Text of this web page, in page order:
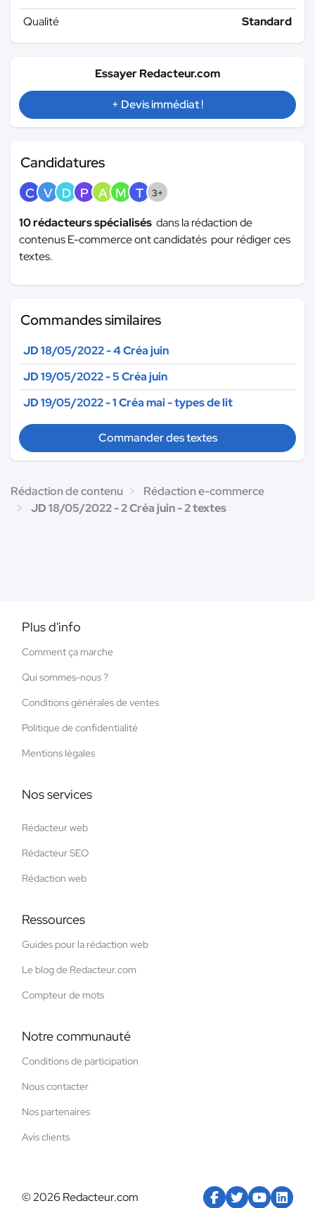
Qualité
Standard
Essayer Redacteur.com
+ Devis immédiat !
Candidatures
C V D P A M T 3+
10 rédacteurs spécialisés dans la rédaction de
contenus E-commerce ont candidatés pour rédiger ces
textes.
Commandes similaires
JD 18/05/2022 - 4 Créa juin
JD 19/05/2022 - 5 Créa juin
JD 19/05/2022 - 1 Créa mai - types de lit
Commander des textes
Rédaction de contenu
Rédaction e-commerce
JD 18/05/2022 - 2 Créa juin - 2 textes
Plus d'info
Comment ça marche
Qui sommes-nous ?
Conditions générales de ventes
Politique de confidentialité
Mentions légales
Nos services
Rédacteur web
Rédacteur SEO
Rédaction web
Ressources
Guides pour la rédaction web
Le blog de Redacteur.com
Compteur de mots
Notre communauté
Conditions de participation
Nous contacter
Nos partenaires
Avis clients
© 2026 Redacteur.com